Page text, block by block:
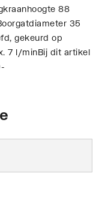
88
35
gekeurd op
7 l/minBij dit artikel